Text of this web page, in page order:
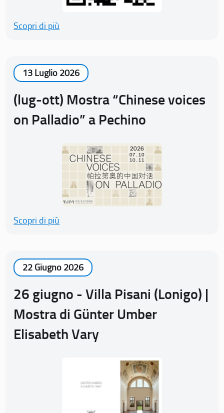
Scopri di più
13 Luglio 2026
(lug-ott) Mostra “Chinese voices
on Palladio” a Pechino
Scopri di più
22 Giugno 2026
26 giugno - Villa Pisani (Lonigo) |
Mostra di Günter Umber
Elisabeth Vary